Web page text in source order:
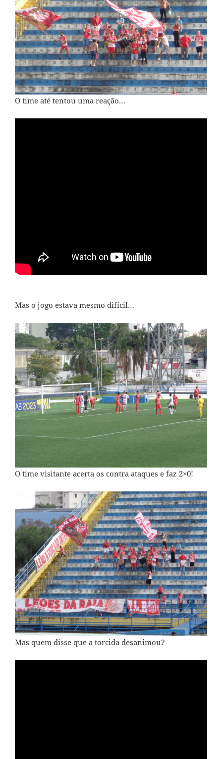
O time até tentou uma reação…
Mas o jogo estava mesmo difícil…
O time visitante acerta os contra ataques e faz 2×0!
Mas quem disse que a torcida desanimou?